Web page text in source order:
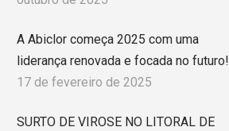
A Abiclor começa 2025 com uma
liderança renovada e focada no futuro!
17 de fevereiro de 2025
SURTO DE VIROSE NO LITORAL DE